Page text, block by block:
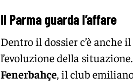
Il Parma guarda l’affare
Dentro il dossier c’è anche il
l’evoluzione della
Fenerbahçe, il club